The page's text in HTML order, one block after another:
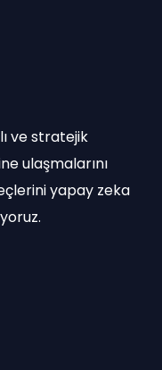
ve stratejik
ulaşmalarını
yapay zeka